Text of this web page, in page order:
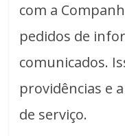
com a
pedidos de
comunicados.
providências e
de serviço.